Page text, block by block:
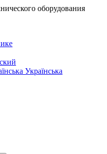
оборудования
Українська